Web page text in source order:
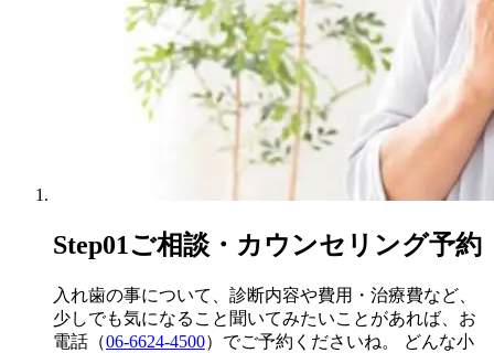
Step01ご相談・カウンセリング予約
入れ歯の事について、診断内容や費用・治療費など、
少しでも気になること聞いてみたいことがあれば、お
電話（06-6624-4500）でご予約くださいね。 どんな小